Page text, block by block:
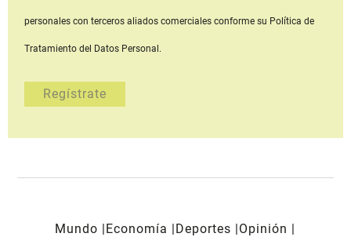
personales con terceros aliados comerciales conforme su Política de
Tratamiento del Datos Personal.
Mundo Economía Deportes
Opinión